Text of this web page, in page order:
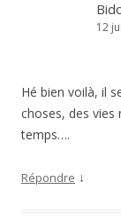
12
Hé bien voilà, il
choses, des
temps….
Répondre ↓